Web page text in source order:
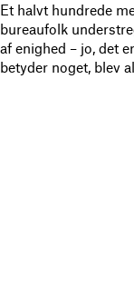
Et halvt hundrede
bureaufolk
af enighed – jo, det
betyder noget, blev